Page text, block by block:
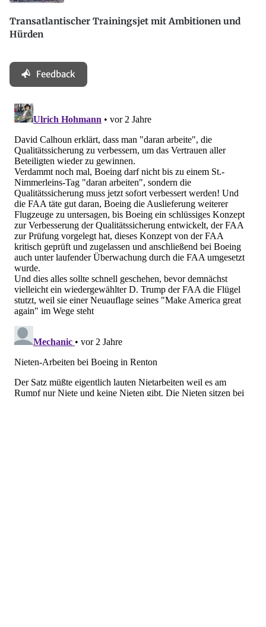
Transatlantischer Trainingsjet mit Ambitionen und
Hürden
Feedback